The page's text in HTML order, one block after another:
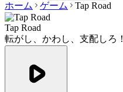
ホーム ゲーム Tap Road
Tap Road
転がし、かわし、支配しろ！